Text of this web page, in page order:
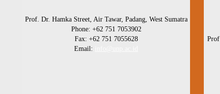
Prof. Dr. Hamka Street, Air Tawar, Padang, West Sumatra
Phone: +62 751 7053902
Fax: +62 751 7055628
Email: